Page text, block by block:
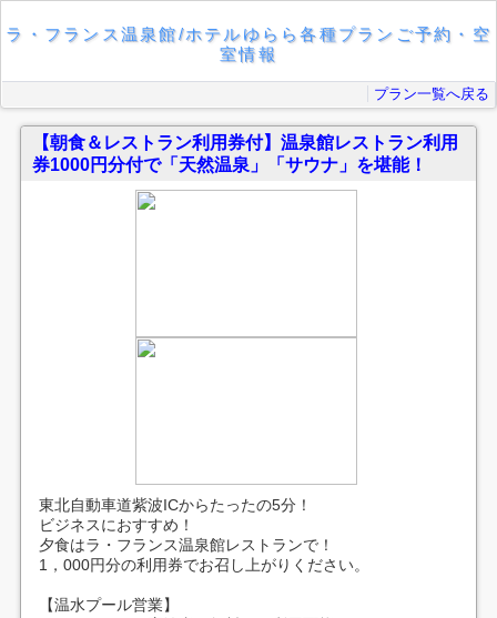
ラ・フランス温泉館/ホテルゆらら各種プランご予約・空
室情報
プラン一覧へ戻る
【朝食＆レストラン利用券付】温泉館レストラン利用
券1000円分付で「天然温泉」「サウナ」を堪能！
東北自動車道紫波ICからたったの5分！
ビジネスにおすすめ！
夕食はラ・フランス温泉館レストランで！
1，000円分の利用券でお召し上がりください。
【温水プール営業】